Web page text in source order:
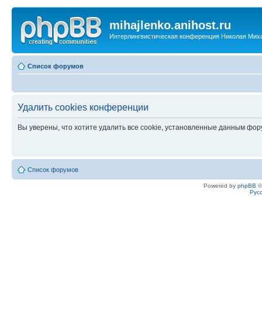
mihajlenko.anihost.ru
Интерлингвистическая конференция Николая
Список форумов
Удалить cookies конференции
Вы уверены, что хотите удалить все cookie, установленные данным
Список форумов
Powered by phpBB